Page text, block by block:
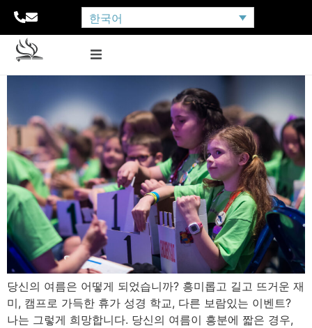
한국어
당신의 여름은 어떻게 되었습니까? 흥미롭고 길고 뜨거운 재
미, 캠프로 가득한 휴가 성경 학교, 다른 보람있는 이벤트?
나는 그렇게 희망합니다. 당신의 여름이 흥분에 짧은 경우,